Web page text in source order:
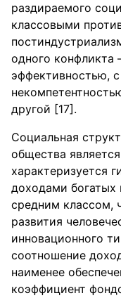
раздираемого
классовыми
одного конфликта
эффективностью,
другой [17].
Социальная
общества
характеризуется
доходами
средним классом,
развития
инновационного
соотношение
наименее
коэффициент